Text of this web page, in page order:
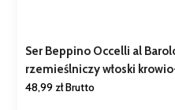
Ser Beppino Occelli al
rzemieślniczy włoski
48,99 złBrutto